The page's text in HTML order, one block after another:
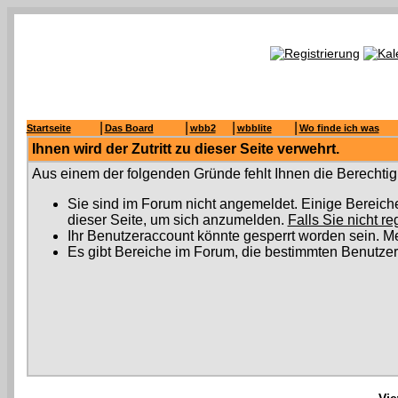
Startseite Das Board wbb2 wbblite Wo finde ich was
Ihnen wird der Zutritt zu dieser Seite verwehrt.
Aus einem der folgenden Gründe fehlt Ihnen die
Sie sind im Forum nicht angemeldet. Einige
dieser Seite, um sich anzumelden. Falls Sie nicht
Ihr Benutzeraccount könnte gesperrt worden sein.
Es gibt Bereiche im Forum, die bestimmten